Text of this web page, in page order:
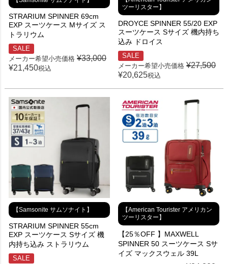
STRARIUM SPINNER 69cm
EXP スーツケース Mサイズ ス
トラリウム
SALE
メーカー希望小売価格 ¥33,000
¥21,450税込
ツーリスター】
DROYCE SPINNER 55/20 EXP
スーツケース Sサイズ 機内持ち
込み ドロイス
SALE
メーカー希望小売価格 ¥27,500
¥20,625税込
【Samsonite サムソナイト】
STRARIUM SPINNER 55cm
EXP スーツケース Sサイズ 機
内持ち込み ストラリウム
SALE
【American Tourister アメリカン
ツーリスター】
【25％OFF 】MAXWELL
SPINNER 50 スーツケース Sサ
イズ マックスウェル 39L